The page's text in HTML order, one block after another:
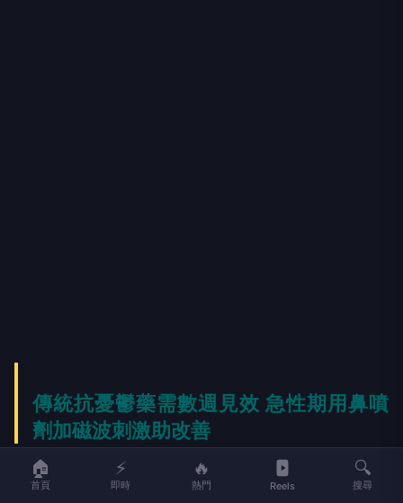
傳統抗憂鬱藥需數週見效 急性期用鼻噴
劑加磁波刺激助改善
🏠
首頁
⚡
即時
🔥
熱門 Reels
🔍
搜尋